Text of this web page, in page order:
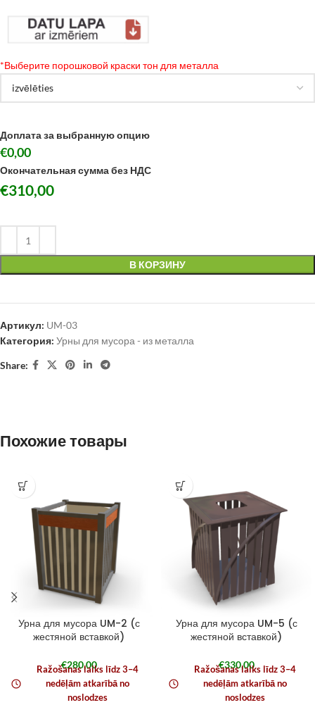
*Выберите порошковой краски тон для металла
Доплата за выбранную опцию
€0,00
Окончательная сумма без НДС
€310,00
В КОРЗИНУ
Артикул: UM-03
Категория: Урны для мусора - из металла
Share:
Похожие товары
Урна для мусора UM-2 (с
жестяной вставкой)
€280,00
Ražošanas laiks līdz 3–4
nedēļām atkarībā no
noslodzes
Урна для мусора UM-5 (с
жестяной вставкой)
€330,00
Ražošanas laiks līdz 3–4
nedēļām atkarībā no
noslodzes